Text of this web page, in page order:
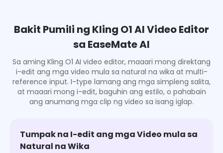
Bakit Pumili ng Kling O1 AI Video Editor
sa EaseMate AI
Sa aming Kling O1 AI video editor, maaari mong direktang
i-edit ang mga video mula sa natural na wika at multi-
reference input. I-type lamang ang mga simpleng salita,
at maaari mong i-edit, baguhin ang estilo, o pahabain
ang anumang mga clip ng video sa isang iglap.
Tumpak na I-edit ang mga Video mula sa
Natural na Wika